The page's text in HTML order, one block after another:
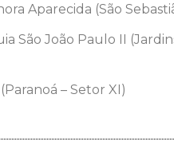
Aparecida (São
São João Paulo II
– Setor XI)